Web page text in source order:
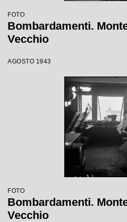
FOTO
Bombardamenti.
Vecchio
AGOSTO 1943
FOTO
Bombardamenti.
Vecchio